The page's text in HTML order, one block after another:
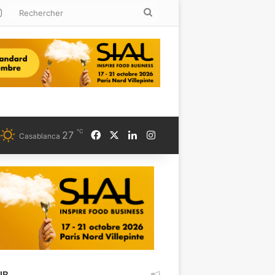
Instagram
Casablanca 27 ℃ FacebookLinkedinInstagram